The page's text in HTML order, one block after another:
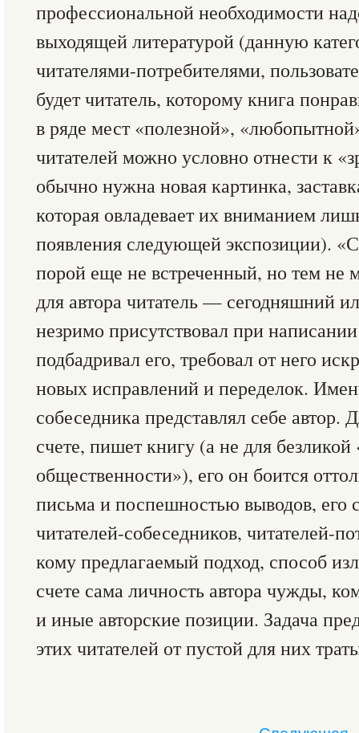
профессиональной необходимости
выходящей литературой (данную
читателями-потребителями,
будет читатель, которому книга
в ряде мест «полезной»,
читателей можно условно отнести к
обычно нужна новая картинка,
которая овладевает их вниманием
появления следующей экспозиции).
порой еще не встреченный, но тем не
для автора читатель — сегодняшний
незримо присутствовал при
подбадривал его, требовал от него
новых исправлений и переделок.
собеседника представлял себе автор.
счете, пишет книгу (а не для безликой
общественности»), его он боится
письма и поспешностью выводов,
читателей-собеседников, читателей-
кому предлагаемый подход, способ
счете сама личность автора чужды,
и иные авторские позиции. Задача
этих читателей от пустой для них